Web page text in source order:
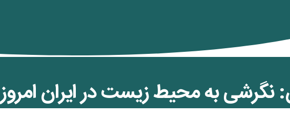
به محیط زیست در ایران امروز